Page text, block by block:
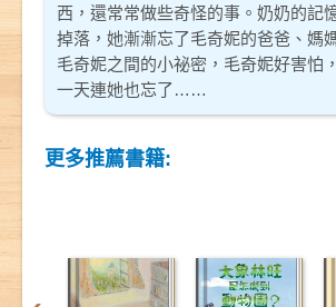
西，還常常做些奇怪的事。奶奶的記
掉落，她漸漸忘了毛奇妮的爸爸、媽
毛奇妮之間的小祕密，毛奇妮好害怕
一天連她也忘了……
更多推薦書籍: